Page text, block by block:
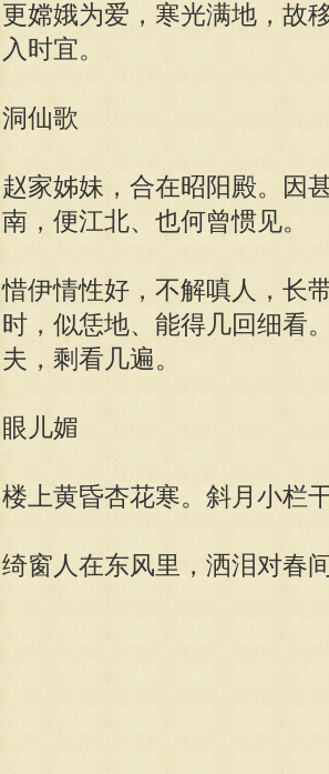
更嫦娥为爱，寒光满地，故
入时宜。
洞仙歌
赵家姊妹，合在昭阳殿。因
南，便江北、也何曾惯见。
惜伊情性好，不解嗔人，长
时，似恁地、能得几回细看
夫，剩看几遍。
眼儿媚
楼上黄昏杏花寒。斜月小栏
绮窗人在东风里，洒泪对春